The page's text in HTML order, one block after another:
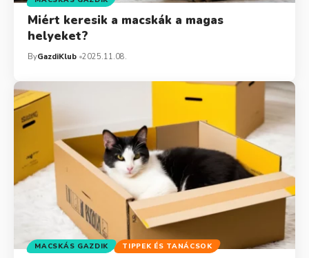
Miért keresik a macskák a magas
helyeket?
ByGazdiKlub 2025.11.08.
MACSKÁS GAZDIK TIPPEK ÉS TANÁCSOK